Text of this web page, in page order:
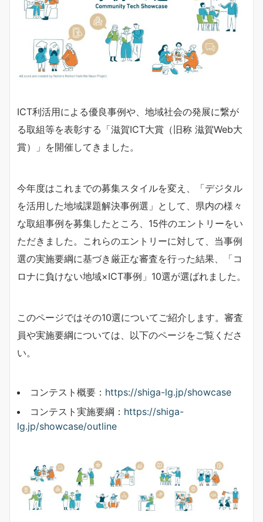
ICT利活用による優良事例や、地域社会の発展に繋が
る取組等を表彰する「滋賀ICT大賞（旧称 滋賀Web大
賞）」を開催してきました。
今年度はこれまでの募集スタイルを変え、「デジタル
を活用した地域課題解決事例選」として、県内の様々
な取組事例を募集したところ、15件のエントリーをい
ただきました。これらのエントリーに対して、当事例
選の実施要綱に基づき厳正な審査を行った結果、「コ
ロナに負けない地域×ICT事例」10選が選ばれました。
このページではその10選についてご紹介します。審査
員や実施要綱については、以下のページをご覧くださ
い。
コンテスト概要： https://shiga-lg.jp/showcase
コンテスト実施要綱： https://shiga-
lg.jp/showcase/outline